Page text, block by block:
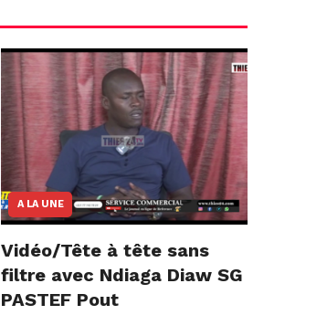
A LA UNE
Vidéo/Tête à tête sans
filtre avec Ndiaga Diaw SG
PASTEF Pout